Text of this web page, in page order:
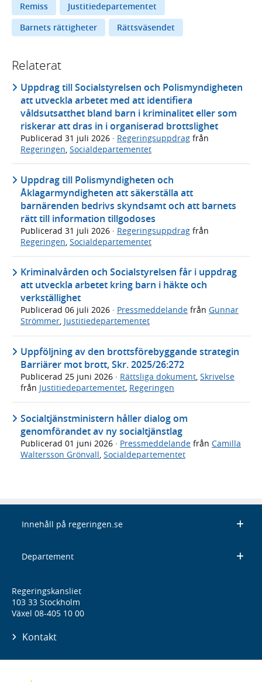
Remiss
Justitiedepartementet
Barnets rättigheter
Rättsväsendet
Relaterat
Uppdrag till Socialstyrelsen och Polismyndigheten
att utveckla arbetet med att identifiera
våldsutsatthet bland barn i kriminalitet eller som
riskerar att dras in i organiserad brottslighet
Publicerad 31 juli 2026 · Regeringsuppdrag från
Regeringen, Socialdepartementet
Uppdrag till Polismyndigheten och
Åklagarmyndigheten att säkerställa att
barnärenden bedrivs skyndsamt och att barnets
rätt till information tillgodoses
Publicerad 31 juli 2026 · Regeringsuppdrag från
Regeringen Socialdepartementet
Kriminalvården och Socialstyrelsen får i uppdrag
att utveckla arbetet kring barn i häkte och
verkställighet
Publicerad 06 juli 2026 · Pressmeddelande från Gunnar
Strömmer, Justitiedepartementet
Uppföljning av den brottsförebyggande strategin
Barriärer mot brott, Skr. 2025/26:272
Publicerad 25 juni 2026 · Rättsliga dokument, Skrivelse
från Justitiedepartementet, Regeringen
Socialtjänstministern håller dialog om
genomförandet av ny socialtjänstlag
Publicerad 01 juni 2026 · Pressmeddelande från Camilla
Waltersson Grönvall Socialdepartementet
Innehåll på regeringen.se
Departement
Regeringskansliet
103 33 Stockholm
Växel 08-405 10 00
Kontakt